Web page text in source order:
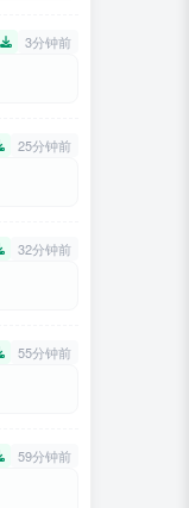
3分钟前
25分钟前
32分钟前
55分钟前
59分钟前